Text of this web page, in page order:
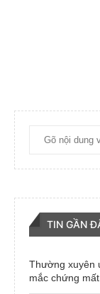
TIN GẦN
Thường xuyên
mắc chứng